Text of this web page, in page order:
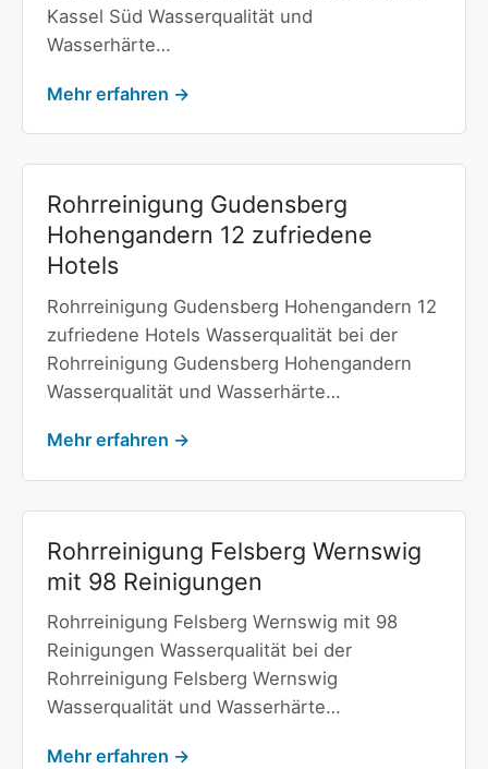
Kassel Süd Wasserqualität und
Wasserhärte…
Mehr erfahren →
Rohrreinigung Gudensberg
Hohengandern 12 zufriedene
Hotels
Rohrreinigung Gudensberg Hohengandern 12
zufriedene Hotels Wasserqualität bei der
Rohrreinigung Gudensberg Hohengandern
Wasserqualität und Wasserhärte…
Mehr erfahren →
Rohrreinigung Felsberg Wernswig
mit 98 Reinigungen
Rohrreinigung Felsberg Wernswig mit 98
Reinigungen Wasserqualität bei der
Rohrreinigung Felsberg Wernswig
Wasserqualität und Wasserhärte…
Mehr erfahren →